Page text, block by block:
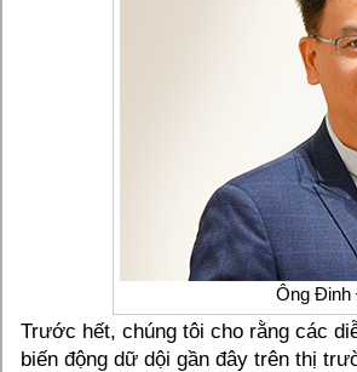
Ông Đinh
Trước hết, chúng tôi cho rằng các
biến động dữ dội gần đây trên thị